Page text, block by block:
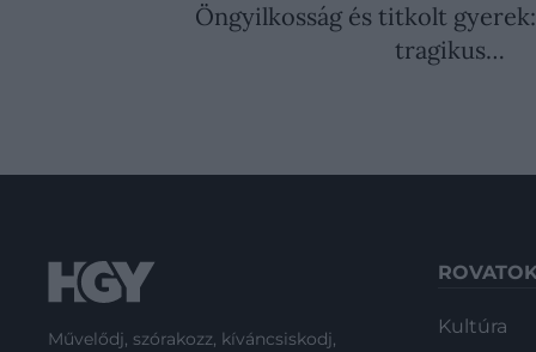
Öngyilkosság és titkolt
tragikus…
Művelődj, szórakozz, kíváncsiskodj,
Kultúra